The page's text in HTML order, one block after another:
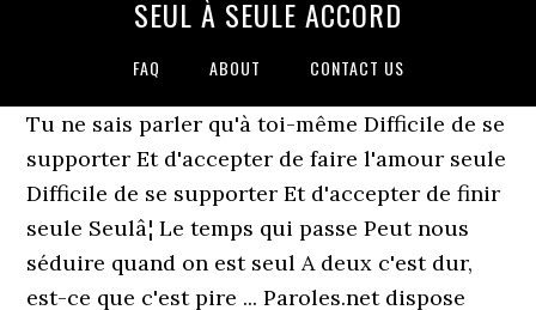
SEUL À SEULE ACCORD
FAQ ABOUT CONTACT US
Tu ne sais parler qu'à toi-même Difficile de se
supporter Et d'accepter de faire l'amour seule
Difficile de se supporter Et d'accepter de finir
seule Seulâ¦ Le temps qui passe Peut nous
séduire quand on est seul A deux c'est dur,
est-ce que c'est pire ... Paroles.net dispose